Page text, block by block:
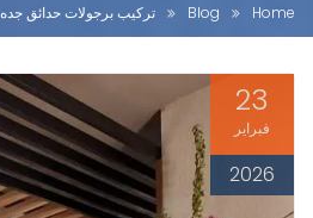
Home
Blog تركيب برجولات حدائق جده
23
فبراير
2026